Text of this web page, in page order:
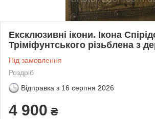
Ексклюзивні ікони. Ікона
Тріміфунтського різьблена з
Під замовлення
Роздріб
Відправка з 16 серпня 2026
4 900 ₴